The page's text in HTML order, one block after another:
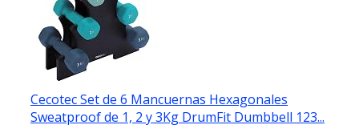
Cecotec Set de 6 Mancuernas Hexagonales
Sweatproof de 1, 2 y 3Kg DrumFit Dumbbell 123...